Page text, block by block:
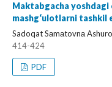
Maktabgacha yoshdagi
mashg‘ulotlarni
Sadoqat Sаmаtovnа
414-424
PDF